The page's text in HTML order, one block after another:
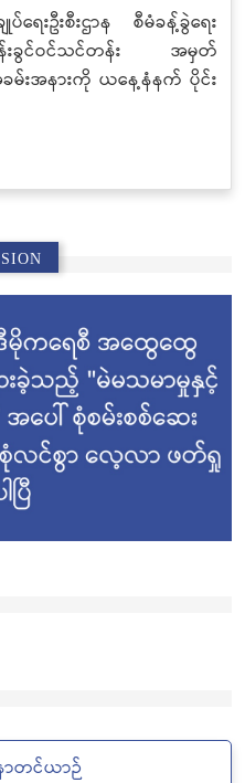
ေးဦးစီးဌာန စီမံခန့်ခွဲရေး
ခွင်ဝင်သင်တန်း အမှတ်
မ်းအနားကို ယနေ့နံနက် ပိုင်း
ာတင်ယာဉ်